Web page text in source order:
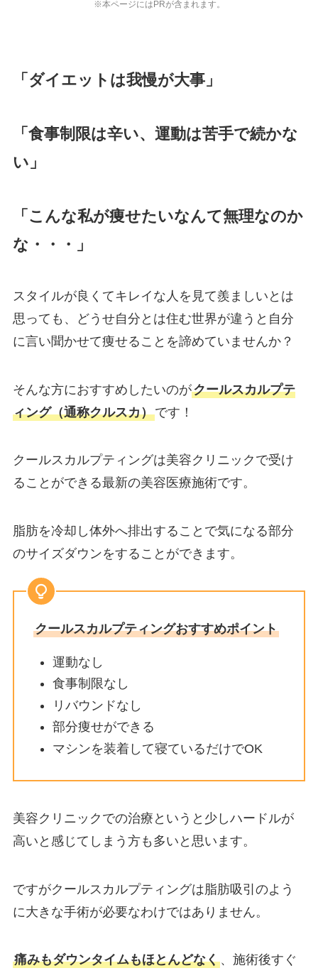
※本ページにはPRが含まれます。
「ダイエットは我慢が大事」
「食事制限は辛い、運動は苦手で続かな
い」
「こんな私が痩せたいなんて無理なのか
な・・・」
スタイルが良くてキレイな人を見て羨ましいとは
思っても、どうせ自分とは住む世界が違うと自分
に言い聞かせて痩せることを諦めていませんか？
そんな方におすすめしたいのがクールスカルプテ
ィング（通称クルスカ）です！
クールスカルプティングは美容クリニックで受け
ることができる最新の美容医療施術です。
脂肪を冷却し体外へ排出することで気になる部分
のサイズダウンをすることができます。
クールスカルプティングおすすめポイント
運動なし
食事制限なし
リバウンドなし
部分痩せができる
マシンを装着して寝ているだけでOK
美容クリニックでの治療というと少しハードルが
高いと感じてしまう方も多いと思います。
ですがクールスカルプティングは脂肪吸引のよう
に大きな手術が必要なわけではありません。
痛みもダウンタイムもほとんどなく、施術後すぐ